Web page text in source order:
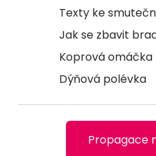
Texty ke
Jak se zbavit
Koprová omáčka
Dýňová polévka
Propagace